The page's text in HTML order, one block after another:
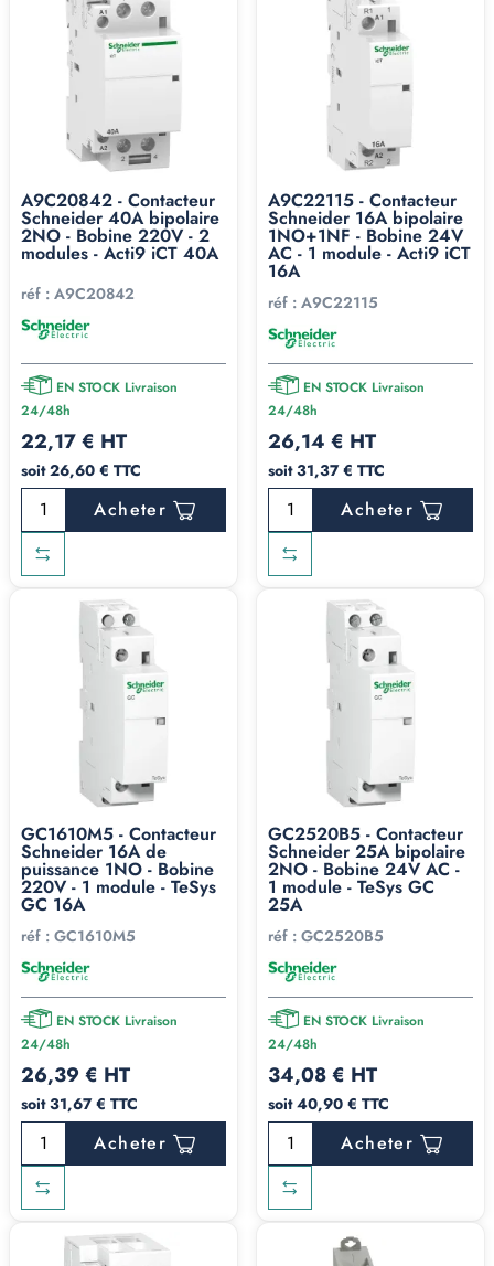
A9C20842 - Contacteur
Schneider 40A bipolaire
2NO - Bobine 220V - 2
modules - Acti9 iCT 40A
réf : A9C20842
EN STOCK Livraison
24/48h
22,17 € HT
soit 26,60 € TTC
Acheter
A9C22115 - Contacteur
Schneider 16A bipolaire
1NO+1NF - Bobine 24V
AC - 1 module - Acti9 iCT
16A
réf : A9C22115
EN STOCK Livraison
24/48h
26,14 € HT
soit 31,37 € TTC
Acheter
GC1610M5 - Contacteur
Schneider 16A de
puissance 1NO - Bobine
220V - 1 module - TeSys
GC 16A
réf : GC1610M5
EN STOCK Livraison
24/48h
26,39 € HT
soit 31,67 € TTC
Acheter
GC2520B5 - Contacteur
Schneider 25A bipolaire
2NO - Bobine 24V AC -
1 module - TeSys GC
25A
réf : GC2520B5
EN STOCK Livraison
24/48h
34,08 € HT
soit 40,90 € TTC
Acheter